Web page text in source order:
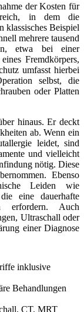
der Kosten für
in dem die
klassisches Beispiel
mehrere tausend
etwa bei einer
Fremdkörpers,
umfasst hierbei
selbst, die
oder Platten
hinaus. Er deckt
ab. Wenn ein
leidet, sind
und vielleicht
nötig. Diese
Ebenso
Leiden wie
eine dauerhafte
erfordern. Auch
Ultraschall oder
einer Diagnose
inklusive
Behandlungen
CT, MRT